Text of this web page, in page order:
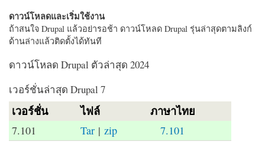
ดาวน์โหลดและเริ่มใช้งาน
ถ้าสนใจ Drupal แล้วอย่ารอช้า ดาวน์โหลด Drupal รุ่นล่าสุดตามลิงก์
ด้านล่างแล้วติดตั้งได้ทันที
ดาวน์โหลด Drupal ตัวล่าสุด 2024
เวอร์ชั่นล่าสุด Drupal 7
เวอร์ชั่น ไฟล์ ภาษาไทย
7.101 Tar |zip 7.101